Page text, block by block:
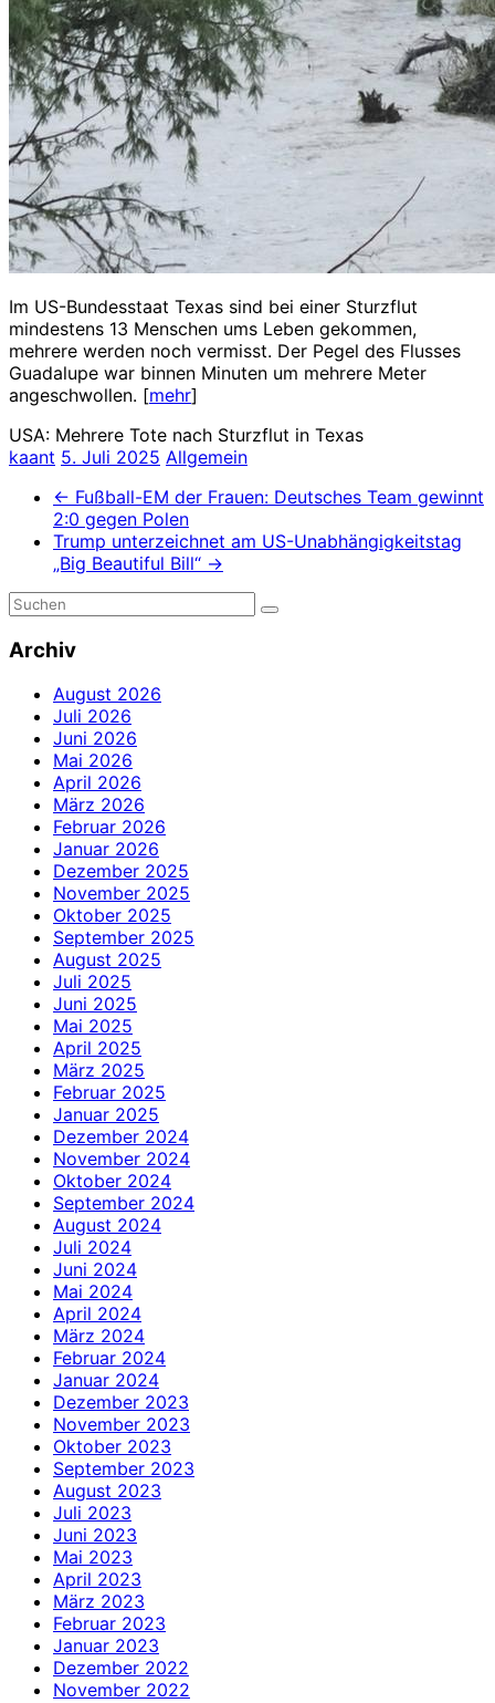
Im US-Bundesstaat Texas sind bei einer Sturzflut
mindestens 13 Menschen ums Leben gekommen,
mehrere werden noch vermisst. Der Pegel des Flusses
Guadalupe war binnen Minuten um mehrere Meter
angeschwollen. [mehr]
USA: Mehrere Tote nach Sturzflut in Texas
kaant 5. Juli 2025 Allgemein
← Fußball-EM der Frauen: Deutsches Team gewinnt
2:0 gegen Polen
Trump unterzeichnet am US-Unabhängigkeitstag
„Big Beautiful Bill“ →
Archiv
August 2026
Juli 2026
Juni 2026
Mai 2026
April 2026
März 2026
Februar 2026
Januar 2026
Dezember 2025
November 2025
Oktober 2025
September 2025
August 2025
Juli 2025
Juni 2025
Mai 2025
April 2025
März 2025
Februar 2025
Januar 2025
Dezember 2024
November 2024
Oktober 2024
September 2024
August 2024
Juli 2024
Juni 2024
Mai 2024
April 2024
März 2024
Februar 2024
Januar 2024
Dezember 2023
November 2023
Oktober 2023
September 2023
August 2023
Juli 2023
Juni 2023
Mai 2023
April 2023
März 2023
Februar 2023
Januar 2023
Dezember 2022
November 2022